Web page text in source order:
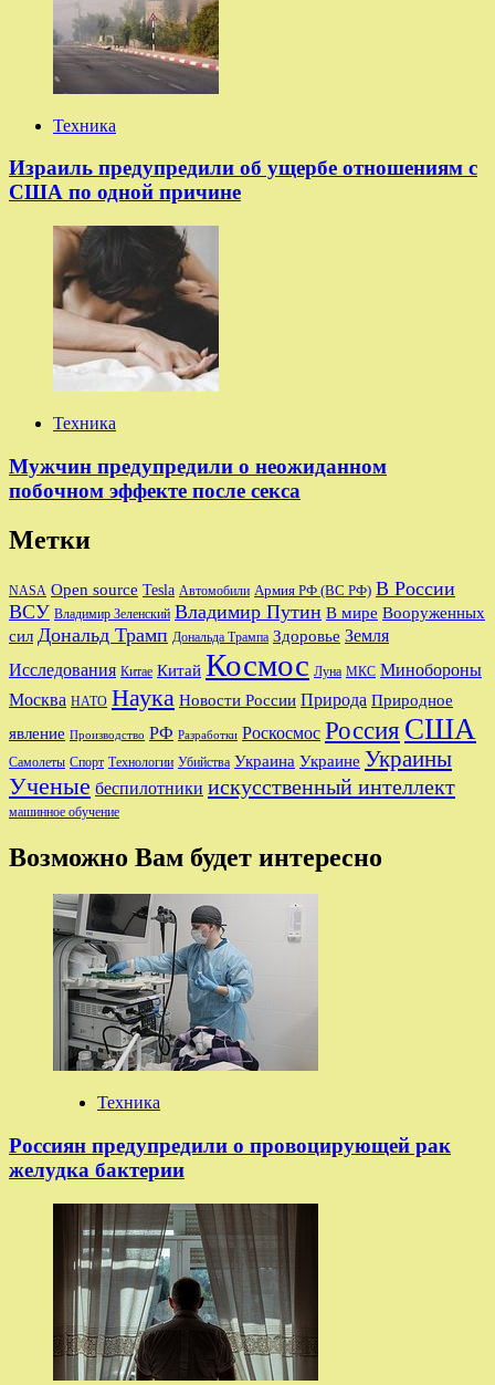
Техника
Израиль предупредили об ущербе отношениям с
США по одной причине
Техника
Мужчин предупредили о неожиданном
побочном эффекте после секса
Метки
NASA Open source Tesla Автомобили Армия РФ (ВС РФ) В России
ВСУ Владимир Зеленский Владимир Путин В мире Вооруженных
сил Дональд Трамп Дональда Трампа Здоровье Земля
Исследования Китае Китай Космос Луна МКС Минобороны
Москва НАТО Наука Новости России Природа Природное
явление Производство РФ Разработки Роскосмос Россия США
Самолеты Спорт Технологии Убийства Украина Украине Украины
Ученые беспилотники искусственный интеллект
машинное обучение
Возможно Вам будет интересно
Техника
Россиян предупредили о провоцирующей рак
желудка бактерии